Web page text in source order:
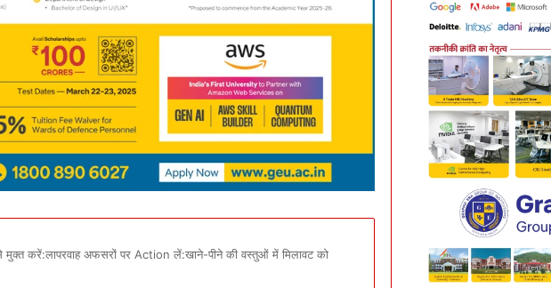
मुक्त करें:लापरवाह अफसरों पर Action लें:खाने-पीने की वस्तुओं में मिलावट को